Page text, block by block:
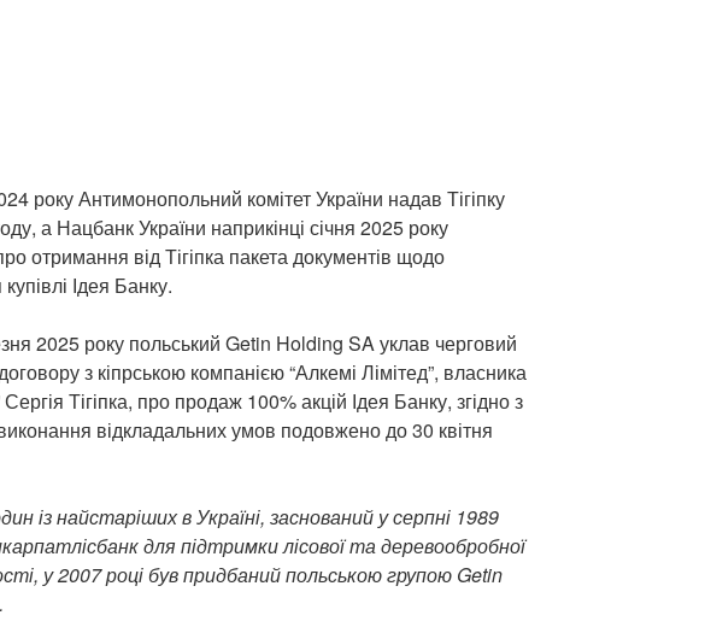
року Антимонопольний комітет України надав Тігіпку
а Нацбанк України наприкінці січня 2025 року
отримання від Тігіпка пакета документів щодо
Ідея Банку.
2025 року польський Getin Holding SA уклав черговий
з кіпрською компанією “Алкемі Лімітед”, власника
Тігіпка, про продаж 100% акцій Ідея Банку, згідно з
відкладальних умов подовжено до 30 квітня
із найстаріших в Україні, заснований у серпні 1989
для підтримки лісової та деревообробної
у 2007 році був придбаний польською групою Getin